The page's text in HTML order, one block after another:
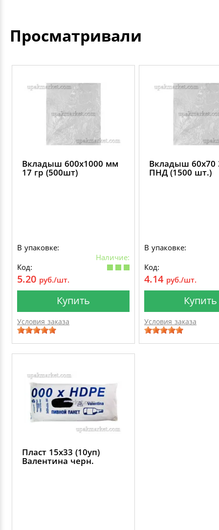
Просматривали
Вкладыш 600х1000 мм
17 гр (500шт)
В упаковке:
Наличие:
Код:
5.20 руб./шт.
Купить
Условия заказа
Вкладыш 60х70
ПНД (1500 шт.)
В упаковке:
Код:
4.14 руб./шт.
Купить
Условия заказа
Пласт 15х33 (10уп)
Валентина черн.